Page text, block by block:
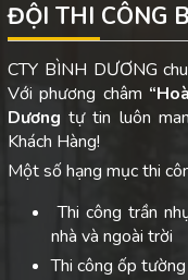
ĐỘI THI CÔNG
CTY BÌNH DƯƠNG
Với phương châm
Dươngtự tin luôn
Khách Hàng!
Một số hạng mục thi
Thi công trần
nhà và ngoài trời
Thi công ốp